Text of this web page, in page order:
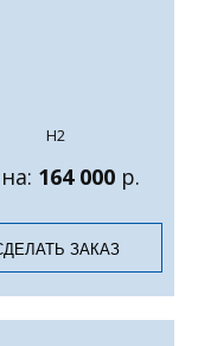
Н2
164 000р.
ЗАКАЗ